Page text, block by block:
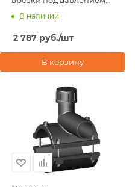
75х32 NTG Plastik
В наличии
2 787 руб./шт
В корзину